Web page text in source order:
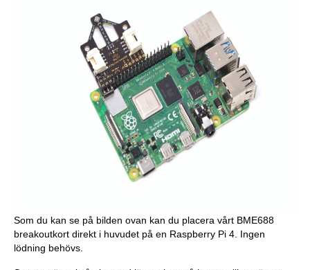
Som du kan se på bilden ovan kan du placera vårt BME688
breakoutkort direkt i huvudet på en Raspberry Pi 4. Ingen
lödning behövs.